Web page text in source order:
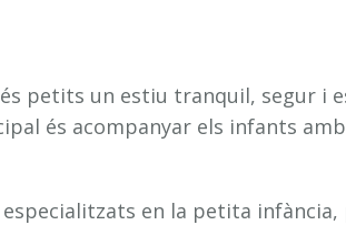
petits un estiu tranquil, segur i
és acompanyar els infants
en la petita